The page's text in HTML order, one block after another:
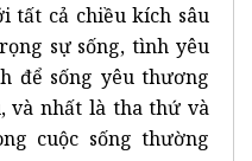
tất cả chiều kích sâu
sự sống, tình yêu
để sống yêu thương
và nhất là tha thứ và
cuộc sống thường